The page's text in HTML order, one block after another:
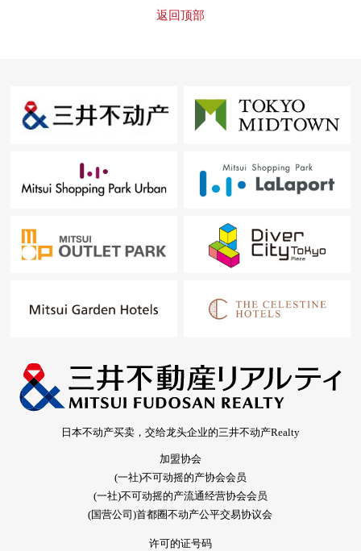
返回顶部
日本不动产买卖，交给龙头企业的三井不动产Realty
加盟协会
(一社)不可动摇的产协会会员
(一社)不可动摇的产流通经营协会会员
(国营公司)首都圈不动产公平交易协议会
许可的证号码